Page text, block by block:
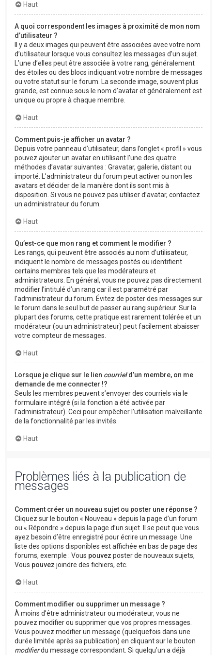
Haut
A quoi correspondent les images à proximité de mon nom
d’utilisateur ?
Il y a deux images qui peuvent être associées avec votre nom
d’utilisateur lorsque vous consultez les messages d’un sujet.
L’une d’elles peut être associée à votre rang, généralement
des étoiles ou des blocs indiquant votre nombre de messages
ou votre statut sur le forum. La seconde image, souvent plus
grande, est connue sous le nom d’avatar et généralement est
unique ou propre à chaque membre.
Haut
Comment puis-je afficher un avatar ?
Depuis votre panneau d’utilisateur, dans l’onglet « profil » vous
pouvez ajouter un avatar en utilisant l’une des quatre
méthodes d’avatar suivantes : Gravatar, galerie, distant ou
importé. L’administrateur du forum peut activer ou non les
avatars et décider de la manière dont ils sont mis à
disposition. Si vous ne pouvez pas utiliser d’avatar, contactez
un administrateur du forum.
Haut
Qu’est-ce que mon rang et comment le modifier ?
Les rangs, qui peuvent être associés au nom d’utilisateur,
indiquent le nombre de messages postés ou identifient
certains membres tels que les modérateurs et
administrateurs. En général, vous ne pouvez pas directement
modifier l’intitulé d’un rang car il est paramétré par
l’administrateur du forum. Évitez de poster des messages sur
le forum dans le seul but de passer au rang supérieur. Sur la
plupart des forums, cette pratique est rarement tolérée et un
modérateur (ou un administrateur) peut facilement abaisser
votre compteur de messages.
Haut
Lorsque je clique sur le lien courrield’un membre, on me
demande de me connecter !?
Seuls les membres peuvent s’envoyer des courriels via le
formulaire intégré (si la fonction a été activée par
l’administrateur). Ceci pour empêcher l’utilisation malveillante
de la fonctionnalité par les invités.
Haut
Problèmes liés à la publication de
messages
Comment créer un nouveau sujet ou poster une réponse ?
Cliquez sur le bouton « Nouveau » depuis la page d’un forum
ou « Répondre » depuis la page d’un sujet. Il se peut que vous
ayez besoin d’être enregistré pour écrire un message. Une
liste des options disponibles est affichée en bas de page des
forums, exemple : Vous pouvez poster de nouveaux sujets,
Vous pouvez joindre des fichiers, etc.
Haut
Comment modifier ou supprimer un message ?
À moins d’être administrateur ou modérateur, vous ne
pouvez modifier ou supprimer que vos propres messages.
Vous pouvez modifier un message (quelquefois dans une
durée limitée après sa publication) en cliquant sur le bouton
modifierdu message correspondant. Si quelqu’un a déjà